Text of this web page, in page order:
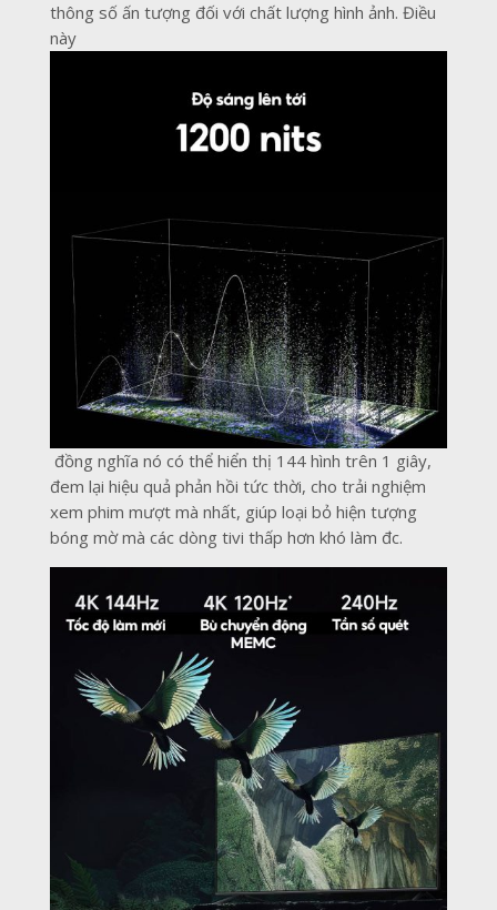
thông số ấn tượng đối với chất lượng hình ảnh. Điều
này
đồng nghĩa nó có thể hiển thị 144 hình trên 1 giây,
đem lại hiệu quả phản hồi tức thời, cho trải nghiệm
xem phim mượt mà nhất, giúp loại bỏ hiện tượng
bóng mờ mà các dòng tivi thấp hơn khó làm đc.